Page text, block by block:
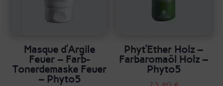
Masque d’Argile
Feuer – Farb-
Tonerdemaske Feuer
– Phyto5
Phyt’Ether Holz –
Farbaromaöl Holz –
Phyto5